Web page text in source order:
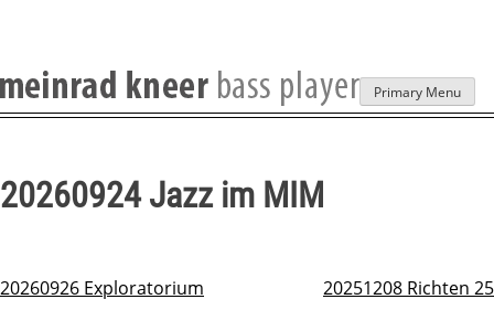
Skip
to
Primary Menu
20260924 Jazz im MIM
Beitragsnavigation
20260926 Exploratorium 20251208 Richten 25